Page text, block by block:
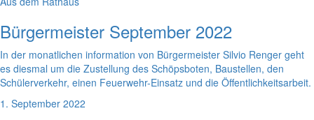
Bürgermeister September 2022
In der monatlichen information von Bürgermeister Silvio Renger geht
es diesmal um die Zustellung des Schöpsboten, Baustellen, den
Schülerverkehr, einen Feuerwehr-Einsatz und die Öffentlichkeitsarbeit.
1. September 2022